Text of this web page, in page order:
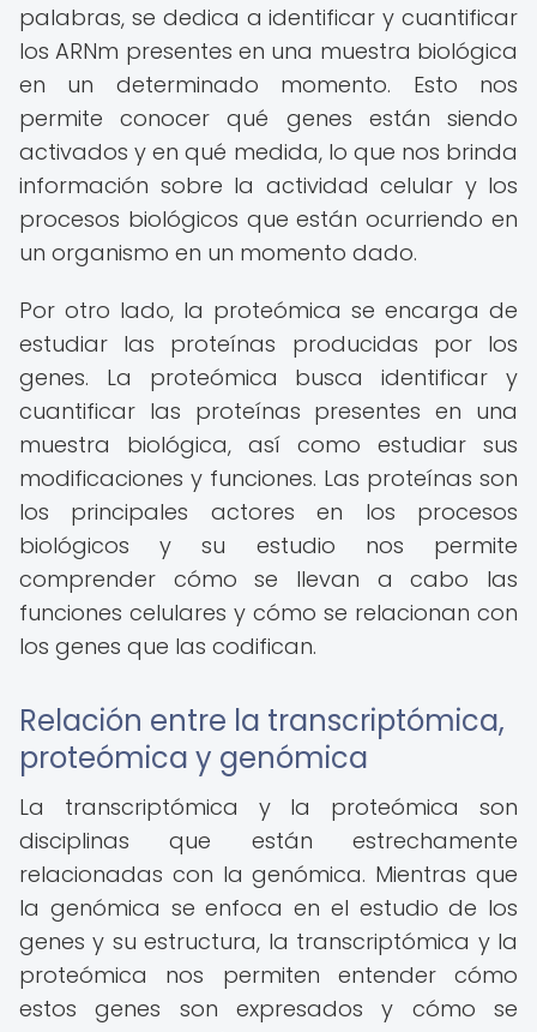
palabras, se dedica a identificar y cuantificar
los ARNm presentes en una muestra biológica
en un determinado momento. Esto nos
permite conocer qué genes están siendo
activados y en qué medida, lo que nos brinda
información sobre la actividad celular y los
procesos biológicos que están ocurriendo en
un organismo en un momento dado.
Por otro lado, la proteómica se encarga de
estudiar las proteínas producidas por los
genes. La proteómica busca identificar y
cuantificar las proteínas presentes en una
muestra biológica, así como estudiar sus
modificaciones y funciones. Las proteínas son
los principales actores en los procesos
biológicos y su estudio nos permite
comprender cómo se llevan a cabo las
funciones celulares y cómo se relacionan con
los genes que las codifican.
Relación entre la transcriptómica,
proteómica y genómica
La transcriptómica y la proteómica son
disciplinas que están estrechamente
relacionadas con la genómica. Mientras que
la genómica se enfoca en el estudio de los
genes y su estructura, la transcriptómica y la
proteómica nos permiten entender cómo
estos genes son expresados y cómo se